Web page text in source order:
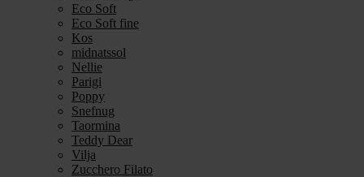
Eco Soft
Eco Soft fine
Kos
midnatssol
Nellie
Parigi
Poppy
Snefnug
Taormina
Teddy Dear
Vilja
Zucchero Filato